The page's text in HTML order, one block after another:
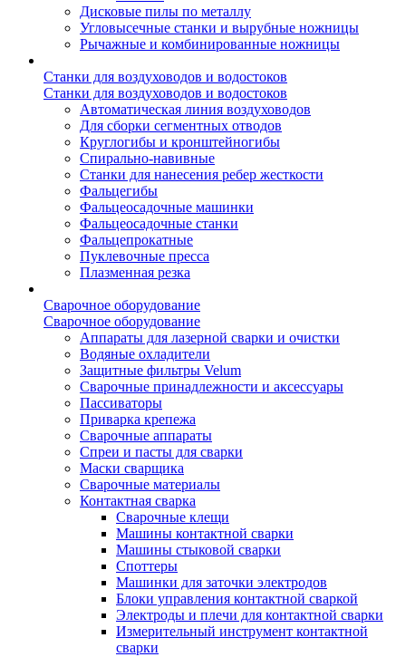
Дисковые пилы по металлу
Угловысечные станки и вырубные ножницы
Рычажные и комбинированные ножницы
Станки для воздуховодов и водостоков
Станки для воздуховодов и водостоков
Автоматическая линия воздуховодов
Для сборки сегментных отводов
Круглогибы и кронштейногибы
Спирально-навивные
Станки для нанесения ребер жесткости
Фальцегибы
Фальцеосадочные машинки
Фальцеосадочные станки
Фальцепрокатные
Пуклевочные пресса
Плазменная резка
Сварочное оборудование
Сварочное оборудование
Аппараты для лазерной сварки и очистки
Водяные охладители
Защитные фильтры Velum
Сварочные принадлежности и аксессуары
Пассиваторы
Приварка крепежа
Сварочные аппараты
Спреи и пасты для сварки
Маски сварщика
Сварочные материалы
Контактная сварка
Сварочные клещи
Машины контактной сварки
Машины стыковой сварки
Споттеры
Машинки для заточки электродов
Блоки управления контактной сваркой
Электроды и плечи для контактной сварки
Измерительный инструмент контактной
сварки